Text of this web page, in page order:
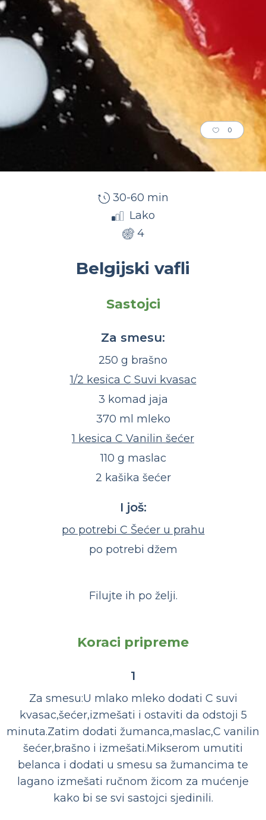
0
30-60 min
Lako
4
Belgijski vafli
Sastojci
Za smesu:
250 g brašno
1/2 kesica C Suvi kvasac
3 komad jaja
370 ml mleko
1 kesica C Vanilin šećer
110 g maslac
2 kašika šećer
I još:
po potrebi C Šećer u prahu
po potrebi džem
Filujte ih po želji.
Koraci pripreme
1
Za smesu:U mlako mleko dodati C suvi
kvasac,šećer,izmešati i ostaviti da odstoji 5
minuta.Zatim dodati žumanca,maslac,C vanilin
šećer,brašno i izmešati.Mikserom umutiti
belanca i dodati u smesu sa žumancima te
lagano izmešati ručnom žicom za mućenje
kako bi se svi sastojci sjedinili.